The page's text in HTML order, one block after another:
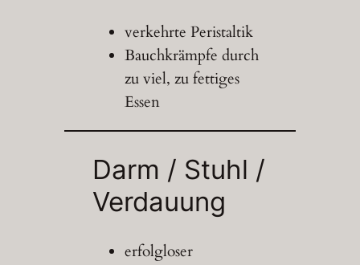
verkehrte Peristaltik
Bauchkrämpfe durch
zu viel, zu fettiges
Essen
Darm / Stuhl /
Verdauung
erfolgloser